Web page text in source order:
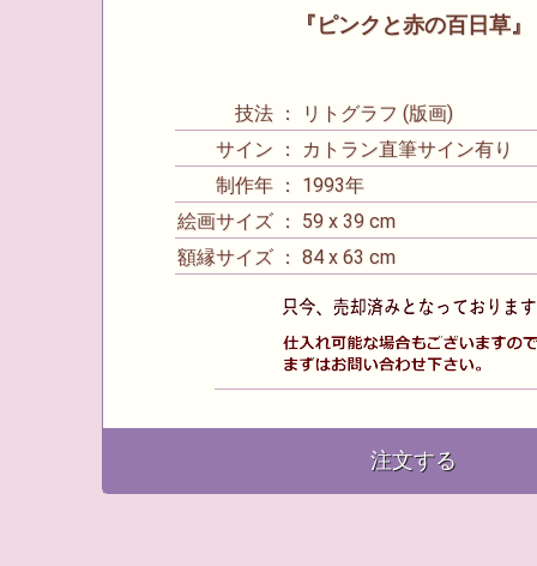
『ピンクと赤の百日草』
技法 ： リトグラフ (版画)
サイン ： カトラン直筆サイン有り
制作年 ： 1993年
絵画サイズ ： 59 x 39 cm
額縁サイズ ： 84 x 63 cm
注文する